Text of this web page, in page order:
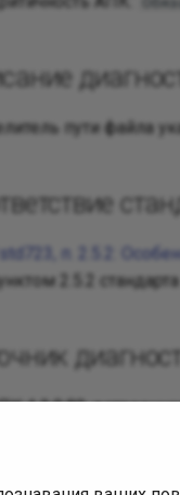
пути файла
п. 2.5.2:
2.5.2
1.2.9.80,